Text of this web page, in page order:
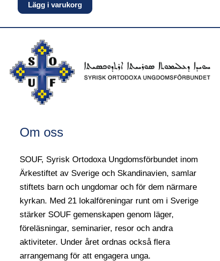
Lägg i varukorg
Om oss
SOUF, Syrisk Ortodoxa Ungdomsförbundet inom
Ärkestiftet av Sverige och Skandinavien, samlar
stiftets barn och ungdomar och för dem närmare
kyrkan. Med 21 lokalföreningar runt om i Sverige
stärker SOUF gemenskapen genom läger,
föreläsningar, seminarier, resor och andra
aktiviteter. Under året ordnas också flera
arrangemang för att engagera unga.